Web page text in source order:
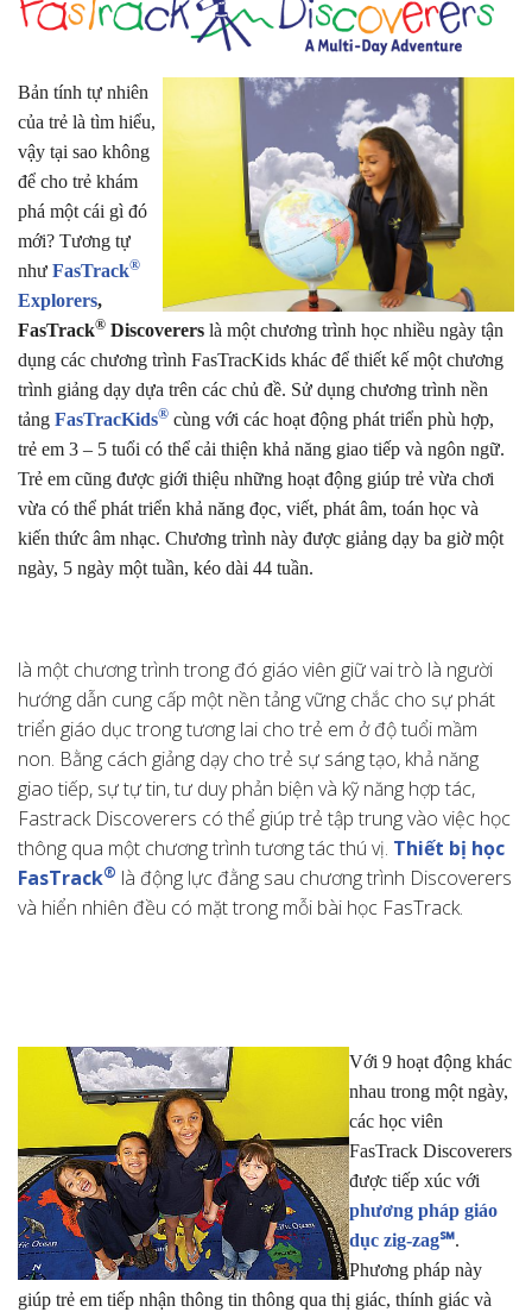
Bản tính tự nhiên
của trẻ là tìm hiểu,
vậy tại sao không
để cho trẻ khám
phá một cái gì đó
mới? Tương tự
như FasTrack®
Explorers,
FasTrack® Discoverers là một chương trình học nhiều ngày tận
dụng các chương trình FasTracKids khác để thiết kế một chương
trình giảng dạy dựa trên các chủ đề. Sử dụng chương trình nền
tảng FasTracKids® cùng với các hoạt động phát triển phù hợp,
trẻ em 3 – 5 tuổi có thể cải thiện khả năng giao tiếp và ngôn ngữ.
Trẻ em cũng được giới thiệu những hoạt động giúp trẻ vừa chơi
vừa có thể phát triển khả năng đọc, viết, phát âm, toán học và
kiến ​​thức âm nhạc. Chương trình này được giảng dạy ba giờ một
ngày, 5 ngày một tuần, kéo dài 44 tuần.
là một chương trình trong đó giáo viên giữ vai trò là người
hướng dẫn cung cấp một nền tảng vững chắc cho sự phát
triển giáo dục trong tương lai cho trẻ em ở độ tuổi mầm
non. Bằng cách giảng dạy cho trẻ sự sáng tạo, khả năng
giao tiếp, sự tự tin, tư duy phản biện và kỹ năng hợp tác,
Fastrack Discoverers có thể giúp trẻ tập trung vào việc học
thông qua một chương trình tương tác thú vị. Thiết bị học
FasTrack® là động lực đằng sau chương trình Discoverers
và hiển nhiên đều có mặt trong mỗi bài học FasTrack.
Với 9 hoạt động khác
nhau trong một ngày,
các học viên
FasTrack Discoverers
được tiếp xúc với
phương pháp giáo
dục zig-zag℠.
Phương pháp này
giúp trẻ em tiếp nhận thông tin thông qua thị giác, thính giác và